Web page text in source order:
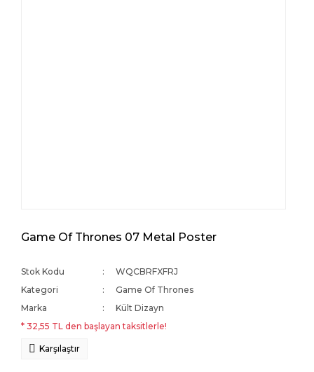
Game Of Thrones 07 Metal Poster
Stok Kodu
WQCBRFXFRJ
Kategori
Game Of Thrones
Marka
Kült Dizayn
* 32,55 TL den başlayan taksitlerle!
Karşılaştır